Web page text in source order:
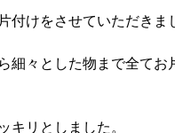
付けをさせていただきま
細々とした物まで全てお
キリとしました。